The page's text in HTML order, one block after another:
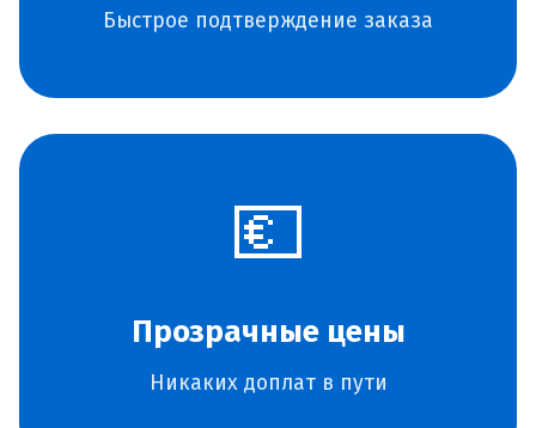
Быстрое подтверждение заказа
💶
Прозрачные цены
Никаких доплат в пути